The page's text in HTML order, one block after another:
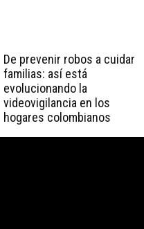
De prevenir robos a cuidar
familias: así está
evolucionando la
videovigilancia en los
hogares colombianos